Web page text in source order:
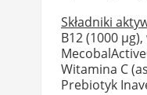
Składniki
B12 (1000
Witamina C
Prebiotyk